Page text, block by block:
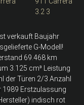
verkauft Baujahr
G-Modell!
69.468 km
3.125 cm³ Leistung
der Türen 2/3 Anzahl
1989 Erstzulassung
indisch rot